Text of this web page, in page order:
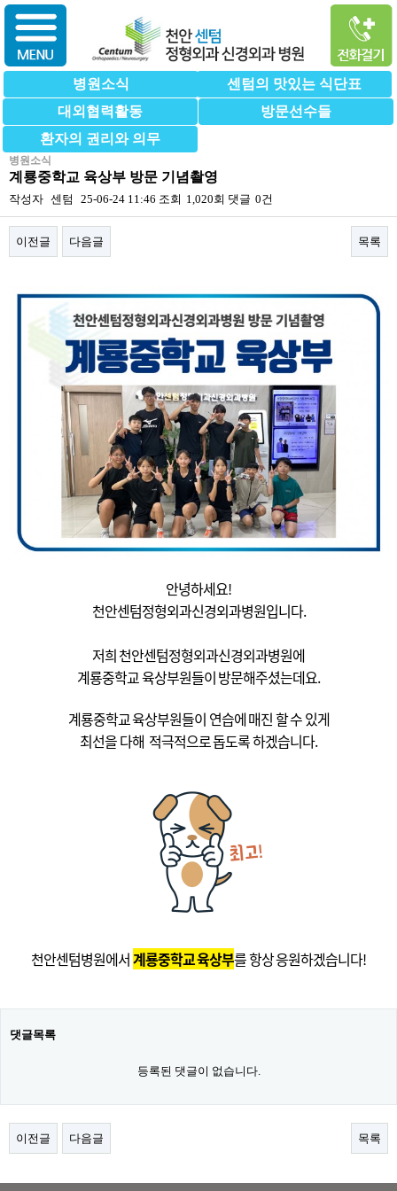
병원소식
센텀의 맛있는 식단표
대외협력활동
방문선수들
환자의 권리와 의무
병원소식
계룡중학교 육상부 방문 기념촬영
작성자 센텀 25-06-24 11:46 조회 1,020회 댓글 0건
이전글 다음글 목록
안녕하세요!
천안센텀정형외과신경외과병원입니다.
저희 천안센텀정형외과신경외과병원에
계룡중학교 육상부원들이 방문해주셨는데요.
계룡중학교 육상부원들이 연습에 매진 할 수 있게
최선을 다해 적극적으로 돕도록 하겠습니다.
천안센텀병원에서계룡중학교 육상부를 항상 응원하겠습니다!
댓글목록
등록된 댓글이 없습니다.
이전글 다음글 목록